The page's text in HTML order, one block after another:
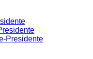
Presidente